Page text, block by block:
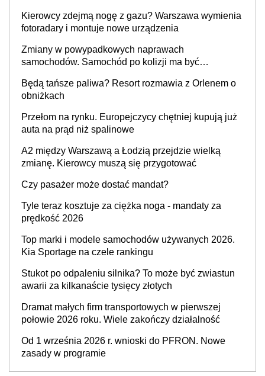
Kierowcy zdejmą nogę z gazu? Warszawa wymienia
fotoradary i montuje nowe urządzenia
Zmiany w powypadkowych naprawach
samochodów. Samochód po kolizji ma być
producenta
Będą tańsze paliwa? Resort rozmawia z Orlenem o
obniżkach
Przełom na rynku. Europejczycy chętniej kupują już
auta na prąd niż spalinowe
A2 między Warszawą a Łodzią przejdzie wielką
zmianę. Kierowcy muszą się przygotować
Czy pasażer może dostać mandat?
Tyle teraz kosztuje za ciężka noga - mandaty za
prędkość 2026
Top marki i modele samochodów używanych 2026.
Kia Sportage na czele rankingu
Stukot po odpaleniu silnika? To może być zwiastun
awarii za kilkanaście tysięcy złotych
Dramat małych firm transportowych w pierwszej
połowie 2026 roku. Wiele zakończy działalność
Od 1 września 2026 r. wnioski do PFRON. Nowe
zasady w programie